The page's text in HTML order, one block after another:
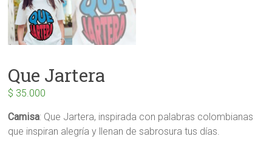
Que Jartera
$ 35.000
Camisa: Que Jartera, inspirada con palabras colombianas
que inspiran alegría y llenan de sabrosura tus días.